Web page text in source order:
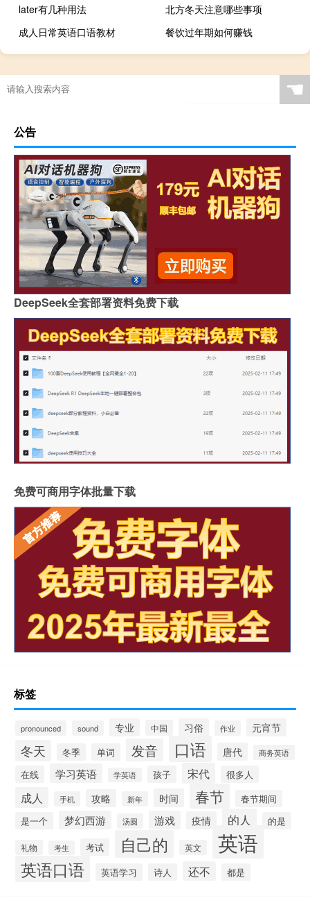
later有几种用法
北方冬天注意哪些事项
成人日常英语口语教材
餐饮过年期如何赚钱
☚
公告
DeepSeek全套部署资料免费下载
免费可商用字体批量下载
标签
pronounced sound 专业 中国 习俗 作业 元宵节
冬天 冬季 单词 发音 口语 唐代 商务英语
在线 学习英语 学英语 孩子 宋代 很多人
成人 手机 攻略 新年 时间 春节
春节期间
是一个
梦幻西游 汤圆 游戏 疫情 的人 的是
礼物 考生 考试 自己的 英文 英语
英语口语 英语学习 诗人 还不 都是